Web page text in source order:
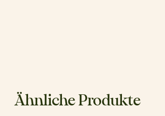
Ähnliche Produkte